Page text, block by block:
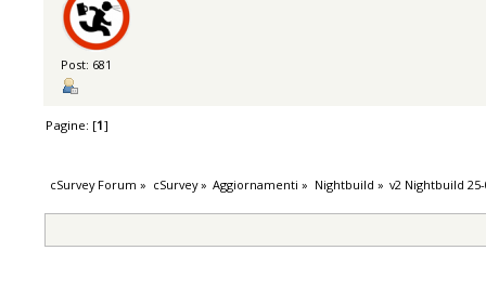
Post: 681
Pagine: [1]
cSurvey Forum » cSurvey» Aggiornamenti » Nightbuild » v2 Nightbuild